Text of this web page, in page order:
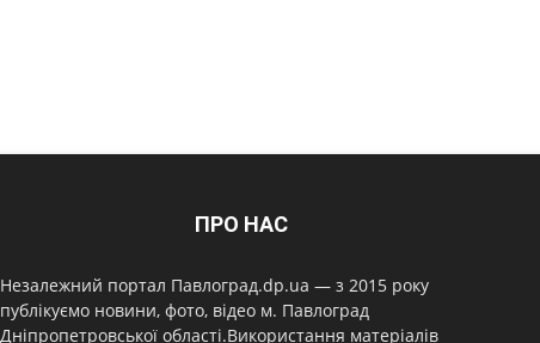
ПРО НАС
Незалежний портал Павлоград.dp.ua — з 2015 року
публікуємо новини, фото, відео м. Павлоград
Дніпропетровської області.Використання матеріалів